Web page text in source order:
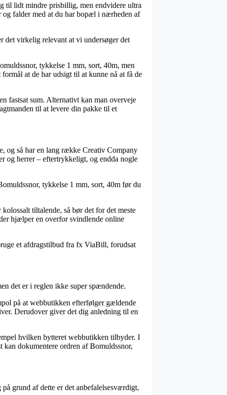
til lidt mindre prisbillig, men endvidere ultra
falder med at du har bopæl i nærheden af
det virkelig relevant at vi undersøger det
tykkelse 1 mm, sort, 40m, men
at de har udsigt til at kunne nå at få de
fastsat sum. Alternativt kan man overveje
til at levere din pakke til et
og så har en lang række Creativ Company
og herrer – eftertrykkeligt, og endda nogle
tykkelse 1 mm, sort, 40m før du
tiltalende, så bør det for det meste
hjælper en overfor svindlende online
et afdragstilbud fra fx ViaBill, forudsat
det er i reglen ikke super spændende.
på at webbutikken efterfølger gældende
Derudover giver det dig anledning til en
hvilken bytteret webbutikken tilbyder. I
kan dokumentere ordren af Bomuldssnor,
grund af dette er det anbefalelsesværdigt,